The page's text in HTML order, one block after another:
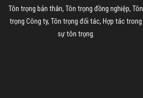
Tôn trọng bản thân, Tôn trọng đồng nghiệp, Tôn
trọng Công ty, Tôn trọng đối tác, Hợp tác trong
sự tôn trọng.